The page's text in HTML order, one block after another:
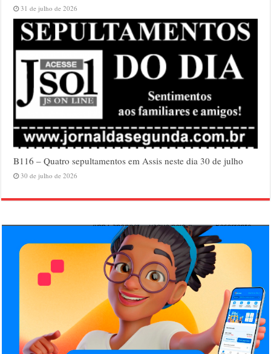
31 de julho de 2026
B116 – Quatro sepultamentos em Assis neste dia 30 de julho
30 de julho de 2026